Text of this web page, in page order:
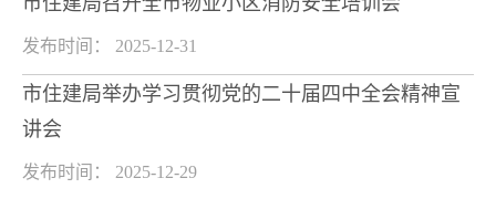
发布时间： 2025-12-31
市住建局举办学习贯彻党的二十届四中全会精神宣
讲会
发布时间： 2025-12-29